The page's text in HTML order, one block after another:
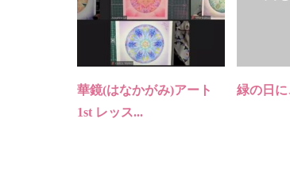
華鏡(はなかがみ)アート
1st レッス...
緑の日に